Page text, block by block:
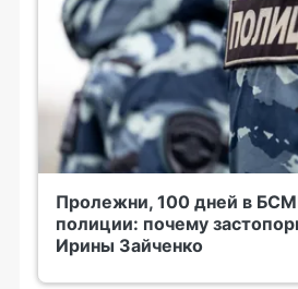
Пролежни, 100 дней в
полиции: почему
Ирины Зайченко